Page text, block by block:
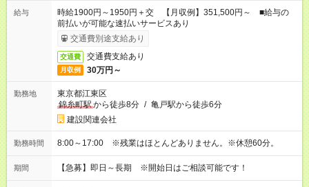
給与
時給1900円～1950円＋交 【月収例】351,500円～ ■給与の
前払いが可能な速払いサービスあり
交通費別途支給あり
交通費 交通費支給あり
月収例 30万円～
勤務地
東京都江東区
錦糸町駅から徒歩8分 / 亀戸駅から徒歩6分
建設関連会社
勤務時間 8:00～17:00 ※残業はほとんどありません。※休憩60分。
期間 【急募】即日～長期 ※開始日はご相談可能です！